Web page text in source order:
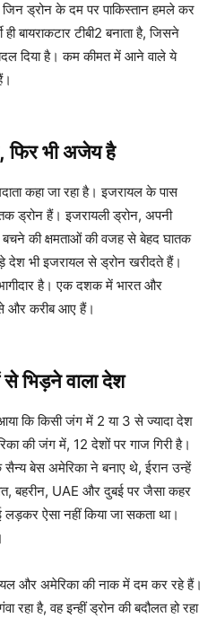
ड्रोन के दम पर पाकिस्तान हमले कर
बायराकटार टीबी2 बनाता है, जिसने
दिया है। कम कीमत में आने वाले ये
फिर भी अजेय है
कहा जा रहा है। इजरायल के पास
ड्रोन हैं। इजरायली ड्रोन, अपनी
की क्षमताओं की वजह से बेहद घातक
भी इजरायल से ड्रोन खरीदते हैं।
भागीदार है। एक दशक में भारत और
और करीब आए हैं।
भिड़ने वाला देश
आया कि किसी जंग में 2 या 3 से ज्यादा देश
की जंग में, 12 देशों पर गाज गिरी है।
बेस अमेरिका ने बनाए थे, ईरान उन्हें
बहरीन, UAE और दुबई पर जैसा कहर
लड़कर ऐसा नहीं किया जा सकता था।
और अमेरिका की नाक में दम कर रहे हैं।
रहा है, वह इन्हीं ड्रोन की बदौलत हो रहा